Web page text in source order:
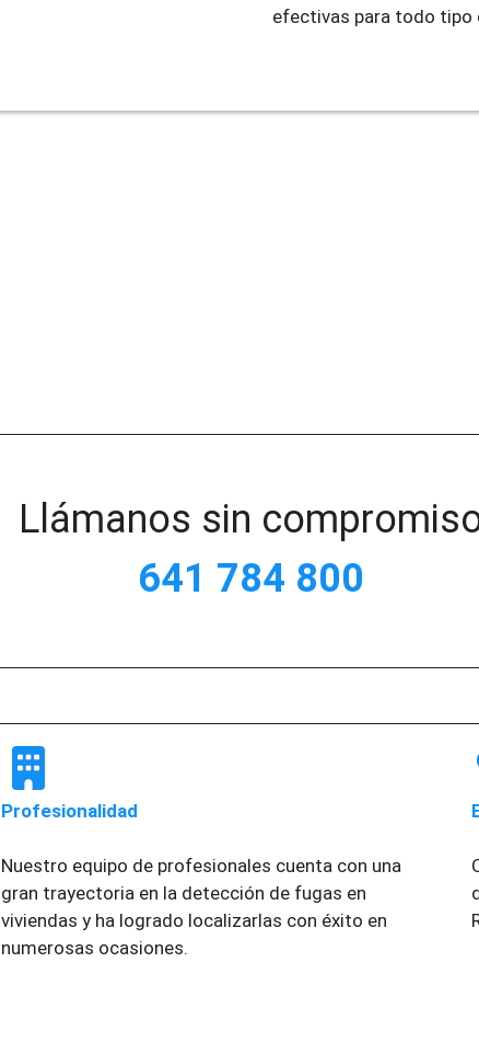
efectivas para todo tipo
Llámanos sin
641 784 800
Profesionalidad
Nuestro equipo de profesionales cuenta con una
gran trayectoria en la detección de fugas en
viviendas y ha logrado localizarlas con éxito en
numerosas ocasiones.